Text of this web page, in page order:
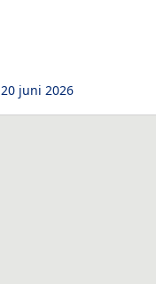
20 juni 2026